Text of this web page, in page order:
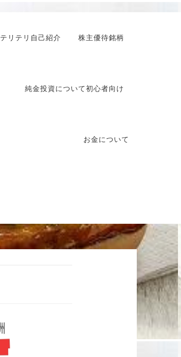
テリテリ自己紹介 株主優待銘柄
純金投資について初心者向け
お金について